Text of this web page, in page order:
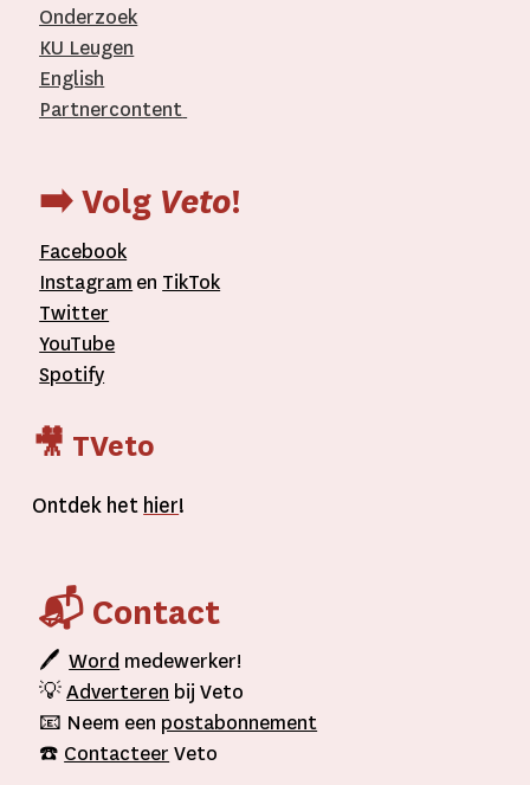
Onderzoek
KU Leugen
English
Partnercontent
➡️ Volg Veto!
Facebook
Instagram en TikTok
Twitter
YouTube
Spotify
🎥 TVeto
Ontdek het hier!
📬 Contact
🖊Word medewerker!
💡Adverteren bij Veto
📧 Neem een postabonnement
☎️ Contacteer Veto